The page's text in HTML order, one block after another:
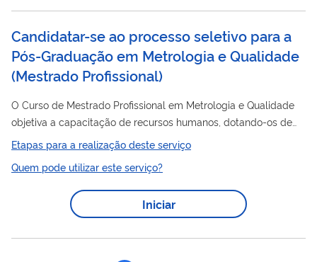
Candidatar-se ao processo seletivo para a
Pós-Graduação em Metrologia e Qualidade
(Mestrado Profissional)
O Curso de Mestrado Profissional em Metrologia e Qualidade
objetiva a capacitação de recursos humanos, dotando-os de
conhecimentos e competências tecnológicas, mediante o
estudo de técnicas, processos ou temáticas que atendam às
demandas do mercado de trabalho em Metrologia, Avaliação
da Conformidade e áreas afins. As inscrições para o
seletivo do curso de Mestrado Profissional em Metrologia e
cada ano. São geralmente oferecidas...
Etapas para a realização deste serviço
Quem pode utilizar este serviço?
Iniciar